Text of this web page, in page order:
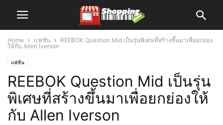
Home แฟชั่น
REEBOK Question Mid เป็นรุ่นพิเศษที่สร้างขึ้นมาเพื่อยกย่อง
ให้กับ Allen Iverson
แฟชั่น
REEBOK Question Mid เป็นรุ่น
พิเศษที่สร้างขึ้นมาเพื่อยกย่องให้
กับ Allen Iverson